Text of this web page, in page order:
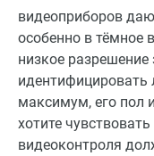
видеоприборов
особенно в тёмное
низкое разрешение
максимум, его пол
хотите
видеоконтроля